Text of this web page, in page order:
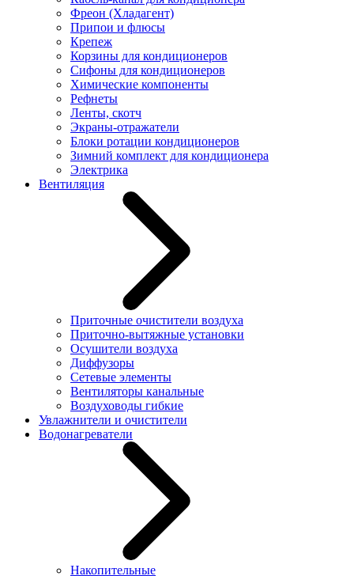
Фреон (Хладагент)
Припои и флюсы
Крепеж
Корзины для кондиционеров
Сифоны для кондиционеров
Химические компоненты
Рефнеты
Ленты, скотч
Экраны-отражатели
Блоки ротации кондиционеров
Зимний комплект для кондиционера
Электрика
Вентиляция
Приточные очистители воздуха
Приточно-вытяжные установки
Осушители воздуха
Диффузоры
Сетевые элементы
Вентиляторы канальные
Воздуховоды гибкие
Увлажнители и очистители
Водонагреватели
Накопительные